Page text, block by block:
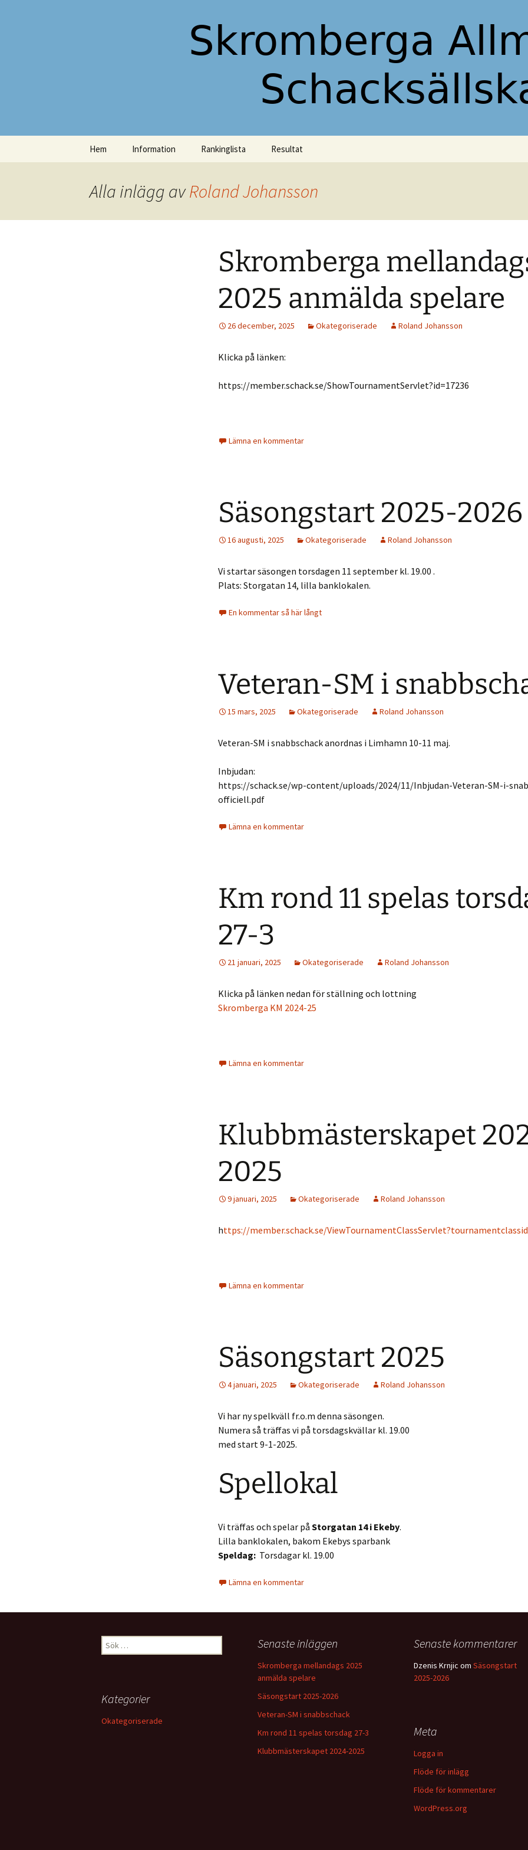
Hemsida för
Schacksällskap
Hem Information
Spellokal
Rankinglista Resultat
Alla inlägg avRoland Johansson
Skromberga
2025 anmälda spelare
26 december, 2025 Okategoriserade Roland Johansson
Klicka på länken:
https://member.schack.se/ShowTournamentServlet?id=17236
Lämna en kommentar
Säsongstart 2025-2026
16 augusti, 2025 Okategoriserade Roland Johansson
Vi startar säsongen torsdagen 11 september kl. 19.00 .
Plats: Storgatan 14, lilla banklokalen.
En kommentar så här långt
Veteran-SM i
15 mars, 2025 Okategoriserade Roland Johansson
Veteran-SM i snabbschack anordnas i Limhamn 10-11 maj.
Inbjudan:
https://schack.se/wp-content/uploads/2024/11/Inbjudan-Veteran-SM-i-
officiell.pdf
Lämna en kommentar
Km rond 11 spelas
27-3
21 januari, 2025 Okategoriserade Roland Johansson
Klicka på länken nedan för ställning och lottning
Skromberga KM 2024-25
Lämna en kommentar
Klubbmästerskapet
2025
9 januari, 2025 Okategoriserade Roland Johansson
https://member.schack.se/
Lämna en kommentar
Säsongstart 2025
4 januari, 2025 Okategoriserade Roland Johansson
Vi har ny spelkväll fr.o.m denna säsongen.
Numera så träffas vi på torsdagskvällar kl. 19.00
med start 9-1-2025.
Spellokal
Vi träffas och spelar på Storgatan 14 i Ekeby.
Lilla banklokalen, bakom Ekebys sparbank
Speldag: Torsdagar kl. 19.00
Lämna en kommentar
Sök
efter:
Senaste inläggen
Skromberga mellandags 2025
anmälda spelare
Säsongstart 2025-2026
Veteran-SM i snabbschack
Km rond 11 spelas torsdag 27-3
Klubbmästerskapet 2024-2025
Senaste kommentarer
Dzenis Krnjic om Säsongstart
2025-2026
Kategorier
Okategoriserade
Meta
Logga in
Flöde för inlägg
Flöde för kommentarer
WordPress.org